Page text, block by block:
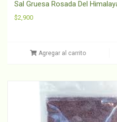
Sal Gruesa Rosada Del
$2,900
Agregar al carrito